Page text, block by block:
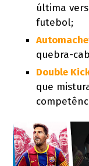
última
futebol;
quebra-
Double
que